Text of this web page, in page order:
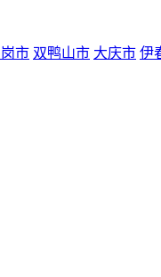
市 双鸭山市 大庆市 伊